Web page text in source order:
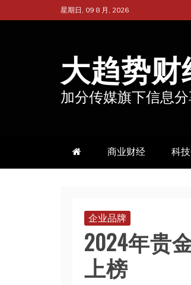
至
星期日, 09 8 月, 2026
大趋势财
加分传媒旗下信息
商业财经 科
企业品牌
2024年贵
上榜